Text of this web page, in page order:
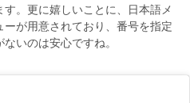
。更に嬉しいことに、日本語メ
が用意されており、番号を指定
いのは安心ですね。